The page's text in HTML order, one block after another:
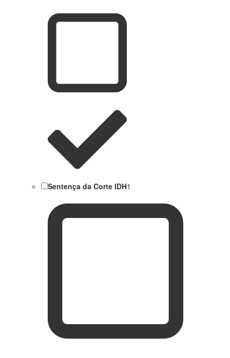
Sentença da Corte IDH1